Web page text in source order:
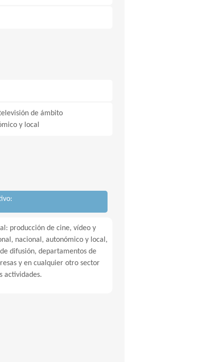
de ámbito
y local
producción de cine, vídeo y
nacional, autonómico y local,
difusión, departamentos de
y en cualquier otro sector
actividades.